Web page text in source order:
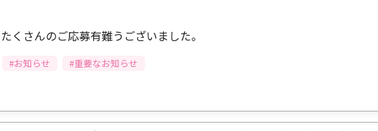
たくさんのご応募有難うございました。
#お知らせ #重要なお知らせ